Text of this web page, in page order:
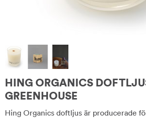
HING ORGANICS
GREENHOUSE
Hing Organics doftljus är producerade